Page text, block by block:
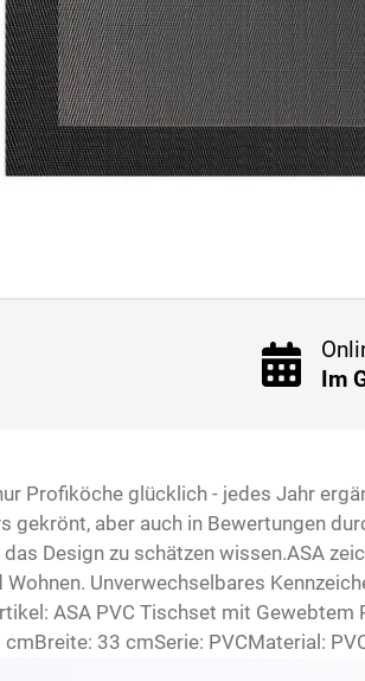
Im
Profiköche glücklich - jedes Jahr
gekrönt, aber auch in Bewertungen
Design zu schätzen wissen.ASA
Wohnen. Unverwechselbares
ASA PVC Tischset mit Gewebtem
33 cmSerie: PVCMaterial: